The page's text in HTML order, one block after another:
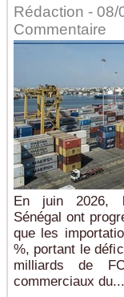
Rédaction - 08/
Commentaire
En juin 2026,
Sénégal ont
que les
%, portant le
milliards de
commerciaux du...